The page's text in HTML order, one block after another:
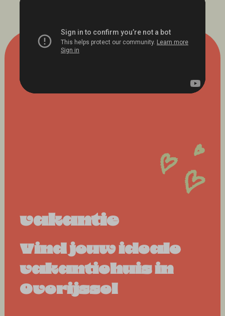
vakantie
Vind jouw ideale
vakantiehuis in
Overijssel